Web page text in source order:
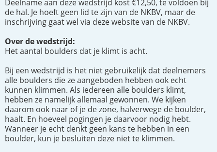
Deelname aan deze wedstrijd kost €12,50, te voldoen bij
de hal. Je hoeft geen lid te zijn van de NKBV, maar de
inschrijving gaat wel via deze website van de NKBV.
Over de wedstrijd:
Het aantal boulders dat je klimt is acht.
Bij een wedstrijd is het niet gebruikelijk dat deelnemers
alle boulders die ze aangeboden hebben ook echt
kunnen klimmen. Als iedereen alle boulders klimt,
hebben ze namelijk allemaal gewonnen. We kijken
daarom ook naar of je de zone, halverwege de boulder,
haalt. En hoeveel pogingen je daarvoor nodig hebt.
Wanneer je echt denkt geen kans te hebben in een
boulder, kun je besluiten deze niet te klimmen.